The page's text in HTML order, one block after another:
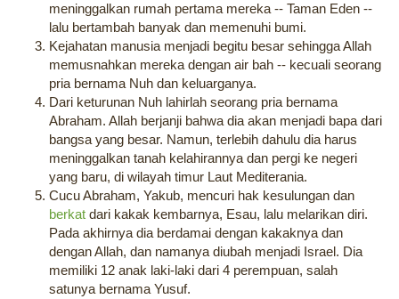
meninggalkan rumah pertama mereka -- Taman Eden --
lalu bertambah banyak dan memenuhi bumi.
Kejahatan manusia menjadi begitu besar sehingga Allah
memusnahkan mereka dengan air bah -- kecuali seorang
pria bernama Nuh dan keluarganya.
Dari keturunan Nuh lahirlah seorang pria bernama
Abraham. Allah berjanji bahwa dia akan menjadi bapa dari
bangsa yang besar. Namun, terlebih dahulu dia harus
meninggalkan tanah kelahirannya dan pergi ke negeri
yang baru, di wilayah timur Laut Mediterania.
Cucu Abraham, Yakub, mencuri hak kesulungan dan
berkat dari kakak kembarnya, Esau, lalu melarikan diri.
Pada akhirnya dia berdamai dengan kakaknya dan
dengan Allah, dan namanya diubah menjadi Israel. Dia
memiliki 12 anak laki-laki dari 4 perempuan, salah
satunya bernama Yusuf.